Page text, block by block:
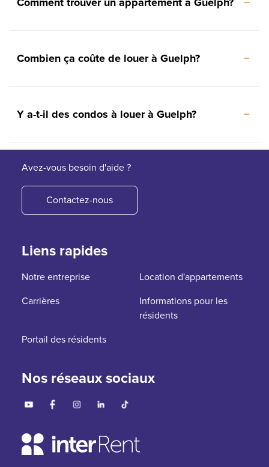
Combien ça coûte de louer à Guelph?
Y a-t-il des condos à louer à Guelph?
Avez-vous besoin d'aide ?
Contactez-nous
Liens rapides
Notre entreprise
Location d'appartements
Carrières
Informations pour les
résidents
Portail des résidents
Nos réseaux sociaux